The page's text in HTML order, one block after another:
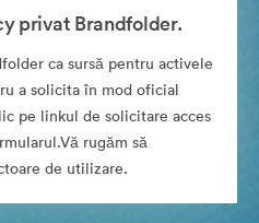
privat Brandfolder.
ca sursă pentru activele
a solicita în mod oficial
pe linkul de solicitare acces
rugăm să
de utilizare.